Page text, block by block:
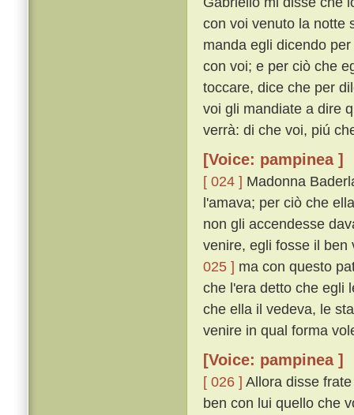
con voi venuto la notte
manda egli dicendo
con voi; e per ciò che
toccare, dice che per
voi gli mandiate a dire
verrà: di che voi, piú
[Voice: pampinea ]
[ 024 ] Madonna
l'amava; per ciò che
non gli accendesse
venire, egli fosse il
025 ] ma con questo
che l'era detto che egli
che ella il vedeva, le
venire in qual forma
[Voice: pampinea ]
[ 026 ] Allora disse
ben con lui quello che